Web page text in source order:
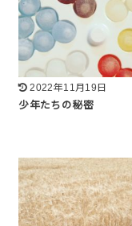
2022年11月19日
少年たちの秘密